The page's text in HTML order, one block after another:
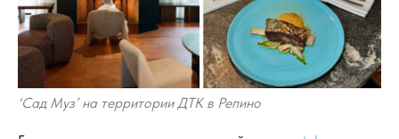
‘Сад Муз’ на территории ДТК в Репино